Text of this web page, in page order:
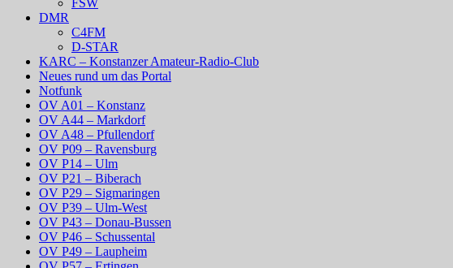
DMR
C4FM
D-STAR
KARC – Konstanzer Amateur-Radio-Club
Neues rund um das Portal
Notfunk
OV A01 – Konstanz
OV A44 – Markdorf
OV A48 – Pfullendorf
OV P09 – Ravensburg
OV P14 – Ulm
OV P21 – Biberach
OV P29 – Sigmaringen
OV P39 – Ulm-West
OV P43 – Donau-Bussen
OV P46 – Schussental
OV P49 – Laupheim